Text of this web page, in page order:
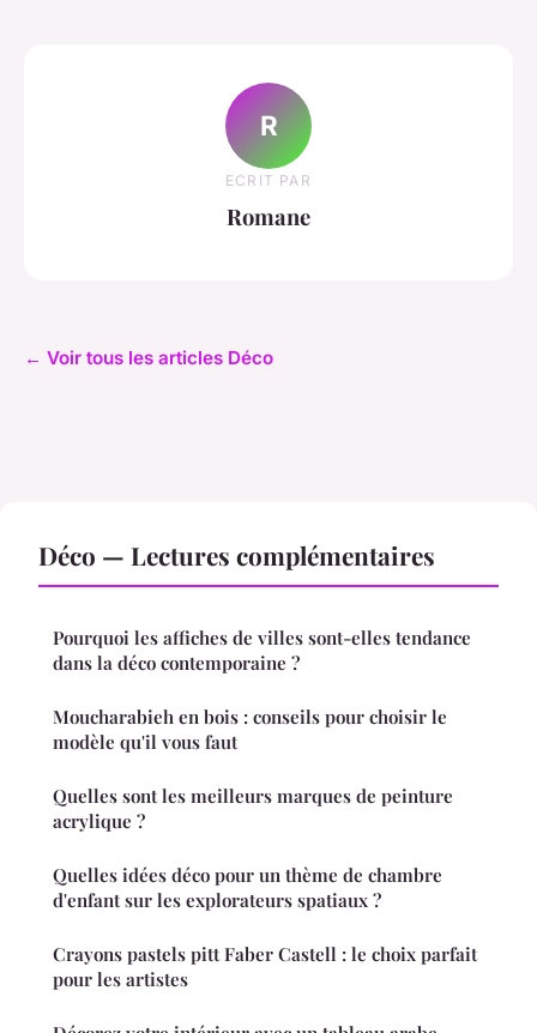
R
ECRIT PAR
Romane
← Voir tous les articles Déco
Déco — Lectures complémentaires
Pourquoi les affiches de villes sont-elles tendance
dans la déco contemporaine ?
Moucharabieh en bois : conseils pour choisir le
modèle qu'il vous faut
Quelles sont les meilleurs marques de peinture
acrylique ?
Quelles idées déco pour un thème de chambre
d'enfant sur les explorateurs spatiaux ?
Crayons pastels pitt Faber Castell : le choix parfait
pour les artistes